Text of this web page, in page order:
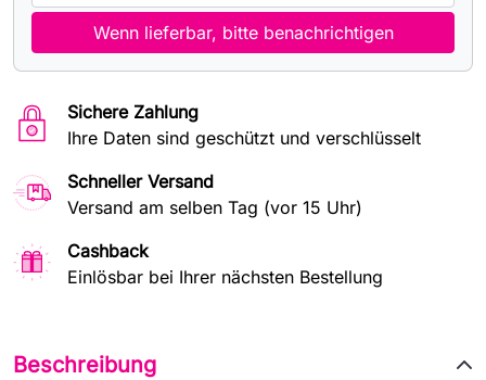
Wenn lieferbar, bitte benachrichtigen
Sichere Zahlung
Ihre Daten sind geschützt und verschlüsselt
Schneller Versand
Versand am selben Tag (vor 15 Uhr)
Cashback
Einlösbar bei Ihrer nächsten Bestellung
Beschreibung